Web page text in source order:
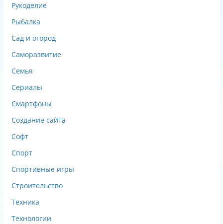
Рукоделие
Рыбалка
Сад и огород
Саморазвитие
Семья
Сериалы
Смартфоны
Создание сайта
Софт
Спорт
Спортивные игры
Строительство
Техника
Технологии